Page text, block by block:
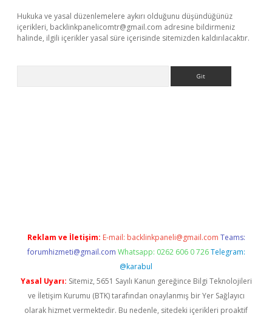
Hukuka ve yasal düzenlemelere aykırı olduğunu düşündüğünüz
içerikleri, backlinkpanelicomtr@gmail.com adresine bildirmeniz
halinde, ilgili içerikler yasal süre içerisinde sitemizden kaldırılacaktır.
Reklam ve İletişim: E-mail: backlinkpaneli@gmail.com Teams:
forumhizmeti@gmail.com Whatsapp: 0262 606 0 726 Telegram:
@karabul
Yasal Uyarı: Sitemiz, 5651 Sayılı Kanun gereğince Bilgi Teknolojileri
ve İletişim Kurumu (BTK) tarafından onaylanmış bir Yer Sağlayıcı
olarak hizmet vermektedir. Bu nedenle, sitedeki içerikleri proaktif